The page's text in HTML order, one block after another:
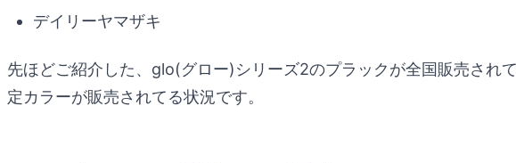
デイリーヤマザキ
先ほどご紹介した、glo(グロー)シリーズ2のプラックが全国販売され
定カラーが販売されてる状況です。